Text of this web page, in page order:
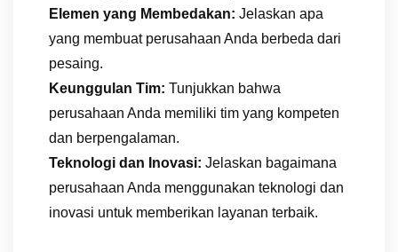
Elemen yang Membedakan: Jelaskan apa
yang membuat perusahaan Anda berbeda dari
pesaing.
Keunggulan Tim: Tunjukkan bahwa
perusahaan Anda memiliki tim yang kompeten
dan berpengalaman.
Teknologi dan Inovasi: Jelaskan bagaimana
perusahaan Anda menggunakan teknologi dan
inovasi untuk memberikan layanan terbaik.